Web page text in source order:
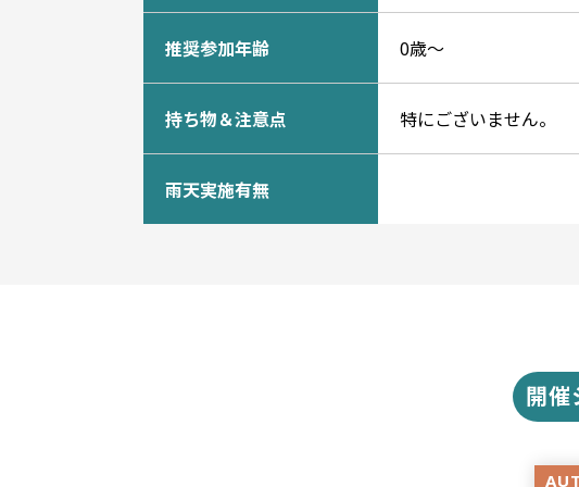
推奨参加年齢 0歳〜
持ち物＆注意点 特にございません。
雨天実施有無
開催